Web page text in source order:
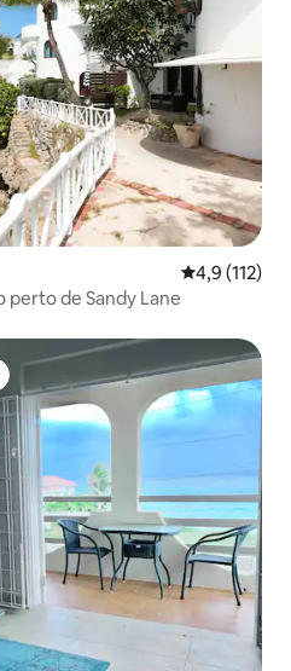
4,9 de uma
4,9 (112)
de Sandy Lane
dos hóspedes